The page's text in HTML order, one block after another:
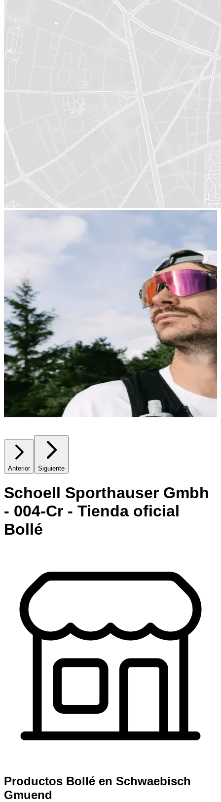
Anterior Siguiente
Schoell Sporthauser Gmbh
- 004-Cr - Tienda oficial
Bollé
Productos Bollé en Schwaebisch
Gmuend